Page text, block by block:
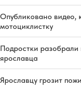
Опубликовано видео,
мотоциклистку
Подростки
ярославца
Ярославцу грозит